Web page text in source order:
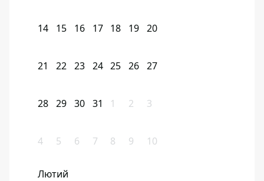
14 15 16 17 18 19 20
21 22 23 24 25 26 27
28 29 30 31 1 2 3
4 5 6 7 8 9 10
Лютий